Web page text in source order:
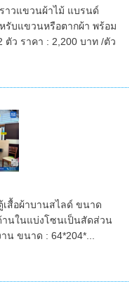
าวแขวนผ้าไม้ แบรนด์
รับแขวนหรือตากผ้า พร้อม
ว ราคา : 2,200 บาท /ตัว
เสื้อผ้าบานสไลด์ ขนาด
นในแบ่งโซนเป็นสัดส่วน
ขนาด : 64*204*...